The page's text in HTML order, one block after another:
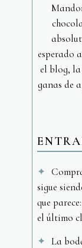
esperado
el blog,
ganas de
sigue
que
el último
La